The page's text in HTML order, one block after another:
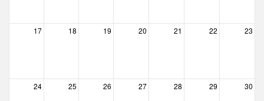
Délegyháza
Dunabogdány
17 18 19 20 21 22 23
24 25 26 27 28 29 30